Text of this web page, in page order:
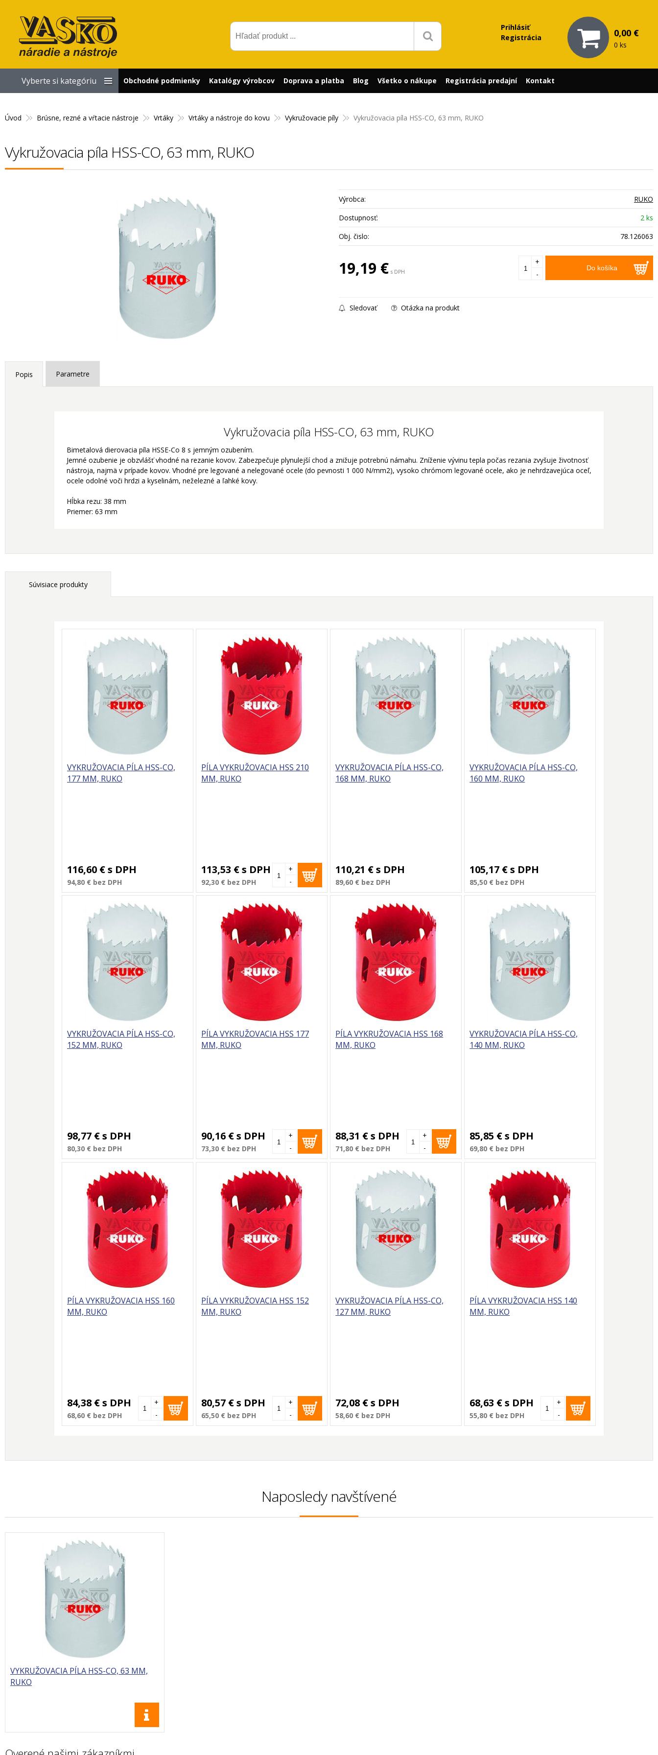
Prihlásiť
Registrácia
0,00 €
0 ks
Úvod Brúsne, rezné a vŕtacie nástroje Vrtáky Vrtáky a nástroje do kovu Vykružovacie píly Vykružovacia píla HSS-CO, 63 mm, RUKO
Vykružovacia píla HSS-CO, 63 mm, RUKO
Výrobca:
RUKO
Dostupnosť:
2 ks
Obj. čislo:
78.126063
19,19 € s DPH Do košíka
+
-
Sledovať Otázka na produkt
Popis Parametre
Vykružovacia píla HSS-CO, 63 mm, RUKO
Bimetalová dierovacia píla HSSE-Co 8 s jemným ozubením.
Jemné ozubenie je obzvlášť vhodné na rezanie kovov. Zabezpečuje plynulejší chod a znižuje potrebnú námahu. Zníženie vývinu tepla počas rezania zvyšuje životnosť
nástroja, najmä v prípade kovov. Vhodné pre legované a nelegované ocele (do pevnosti 1 000 N/mm2), vysoko chrómom legované ocele, ako je nehrdzavejúca oceľ,
ocele odolné voči hrdzi a kyselinám, neželezné a ľahké kovy.
Hĺbka rezu: 38 mm
Priemer: 63 mm
Súvisiace produkty
VYKRUŽOVACIA PÍLA HSS-CO,
177 MM, RUKO
116,60 €s DPH
94,80 € bez DPH
PÍLA VYKRUŽOVACIA HSS 210
MM, RUKO
113,53 €s DPH
92,30 € bez DPH -
+
VYKRUŽOVACIA PÍLA HSS-CO,
168 MM, RUKO
110,21 €s DPH
89,60 € bez DPH
VYKRUŽOVACIA PÍLA HSS-CO,
160 MM, RUKO
105,17 €s DPH
85,50 € bez DPH
VYKRUŽOVACIA PÍLA HSS-CO,
152 MM, RUKO
98,77 €s DPH
80,30 € bez DPH
PÍLA VYKRUŽOVACIA HSS 177
MM, RUKO
90,16 €s DPH
73,30 € bez DPH -
+
PÍLA VYKRUŽOVACIA HSS 168
MM, RUKO
88,31 €s DPH
71,80 € bez DPH -
+
VYKRUŽOVACIA PÍLA HSS-CO,
140 MM, RUKO
85,85 €s DPH
69,80 € bez DPH
PÍLA VYKRUŽOVACIA HSS 160
MM, RUKO
84,38 €s DPH
68,60 € bez DPH -
+
PÍLA VYKRUŽOVACIA HSS 152
MM, RUKO
80,57 €s DPH
65,50 € bez DPH -
+
VYKRUŽOVACIA PÍLA HSS-CO,
127 MM, RUKO
72,08 €s DPH
58,60 € bez DPH
PÍLA VYKRUŽOVACIA HSS 140
MM, RUKO
68,63 €s DPH
55,80 € bez DPH -
+
Naposledy navštívené
VYKRUŽOVACIA PÍLA HSS-CO, 63 MM,
RUKO
Vyberte si kategóriu Obchodné podmienky Katalógy výrobcov Doprava a platba Blog Všetko o nákupe Registrácia predajní Kontakt